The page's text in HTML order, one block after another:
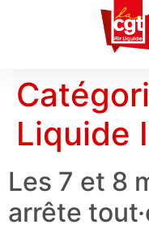
Liquide
Les 7 et 8
arrête